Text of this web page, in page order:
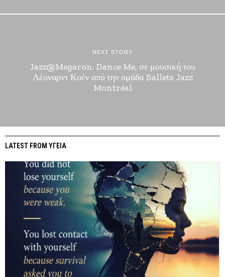
NEXT STORY
Jazz@Megaron: Dance Me, σε μουσική του
Λέοναρντ Κοέν από την ομάδα Ballets Jazz
Montréal
LATEST FROM ΥΓΕΙΑ